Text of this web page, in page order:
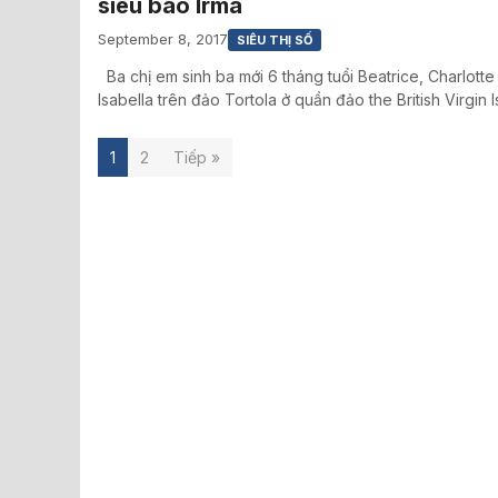
siêu bão Irma
September 8, 2017 SIÊU THỊ SỐ
Ba chị em sinh ba mới 6 tháng tuổi Beatrice, Charlotte
Isabella trên đảo Tortola ở quần đảo the British Virgin
1 2 Tiếp »